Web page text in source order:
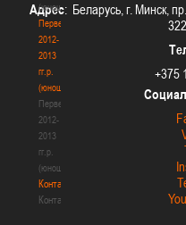
(юноши)
Первенство
2012-
2013
гг.р.
(юноши)
Первенство
2012-
2013
гг.р.
(юноши)
Контакты
Контакты
Адрес: Беларусь, г. Минск,
+375